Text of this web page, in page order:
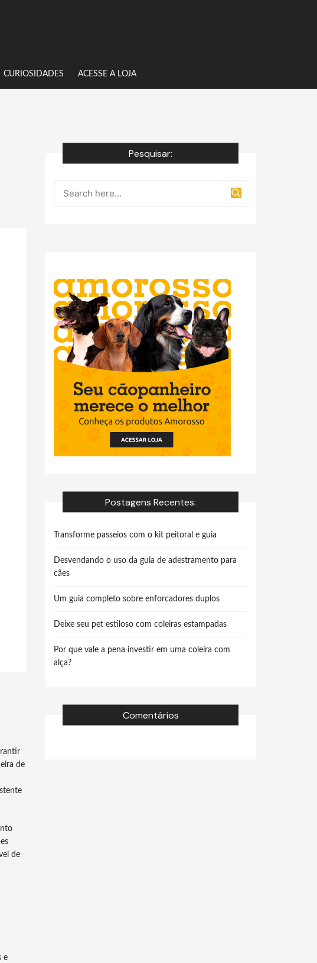
CURIOSIDADES ACESSE A LOJA
de
de
e
Pesquisar:
Postagens Recentes:
Transforme passeios com o kit peitoral e guia
Desvendando o uso da guia de adestramento para
cães
Um guia completo sobre enforcadores duplos
Deixe seu pet estiloso com coleiras estampadas
Por que vale a pena investir em uma coleira com
alça?
Comentários